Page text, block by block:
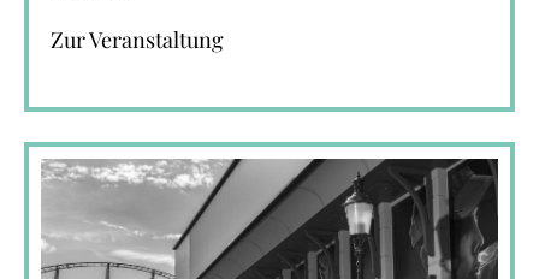
Zur Veranstaltung